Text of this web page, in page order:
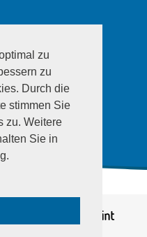
zu
zu
Durch die
stimmen Sie
zu. Weitere
Sie in
Imprint